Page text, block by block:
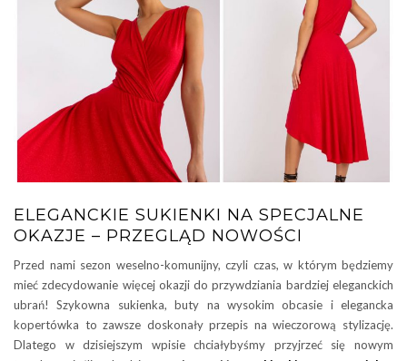
ELEGANCKIE SUKIENKI NA SPECJALNE
OKAZJE – PRZEGLĄD NOWOŚCI
Przed nami sezon weselno-komunijny, czyli czas, w którym będziemy
mieć zdecydowanie więcej okazji do przywdziania bardziej eleganckich
ubrań! Szykowna sukienka, buty na wysokim obcasie i elegancka
kopertówka to zawsze doskonały przepis na wieczorową stylizację.
Dlatego w dzisiejszym wpisie chciałybyśmy przyjrzeć się nowym